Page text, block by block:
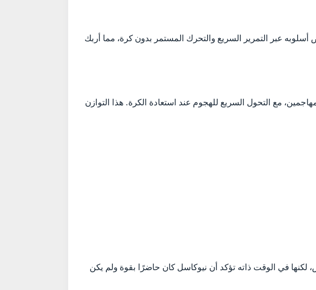
عبر التمرير السريع والتحرك المستمر بدون كرة، مما أربك
مع التحول السريع للهجوم عند استعادة الكرة. هذا التوازن
في الوقت ذاته تؤكد أن نيوكاسل كان حاضرًا بقوة ولم يكن